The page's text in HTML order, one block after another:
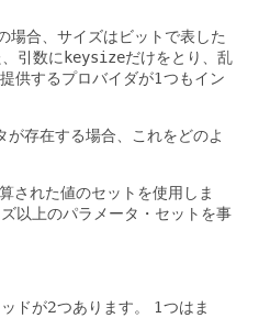
場合、サイズはビットで表した
、引数に keysizeだけをとり、乱
供するプロバイダが1つもイン
存在する場合、これをどのよ
された値のセットを使用しま
以上のパラメータ・セットを事
ッドが2つあります。
1つはま